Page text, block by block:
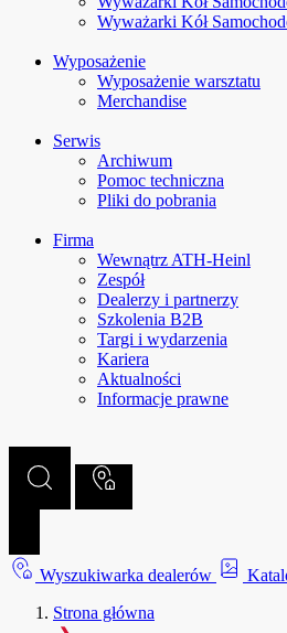
Wyważarki Kół
Wyposażenie
Wyposażenie warsztatu
Merchandise
Serwis
Archiwum
Pomoc techniczna
Pliki do pobrania
Firma
Wewnątrz ATH-Heinl
Zespół
Dealerzy i partnerzy
Szkolenia B2B
Targi i wydarzenia
Kariera
Aktualności
Informacje prawne
Wyszukiwarka dealerów
Strona główna